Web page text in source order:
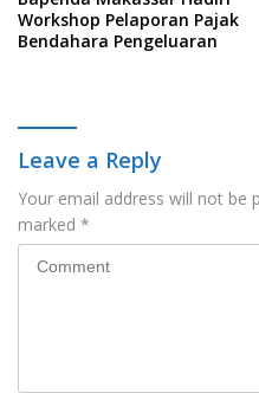
Workshop Pelaporan Pajak
Bendahara Pengeluaran
Leave a Reply
Your email address will not be
marked *